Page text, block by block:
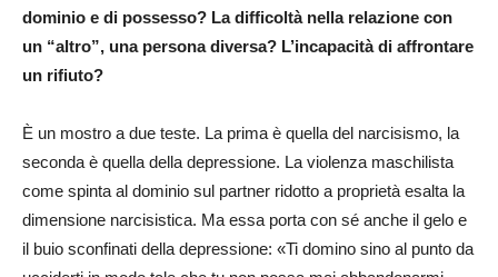
dominio e di possesso? La difficoltà nella relazione con
un “altro”, una persona diversa? L’incapacità di affrontare
un rifiuto?
È un mostro a due teste. La prima è quella del narcisismo, la
seconda è quella della depressione. La violenza maschilista
come spinta al dominio sul partner ridotto a proprietà esalta la
dimensione narcisistica. Ma essa porta con sé anche il gelo e
il buio sconfinati della depressione: «Ti domino sino al punto da